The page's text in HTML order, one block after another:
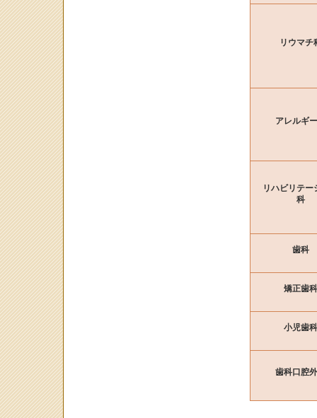
リウマチ
アレルギ
リハビリテー
科
歯科
矯正歯科
小児歯科
歯科口腔